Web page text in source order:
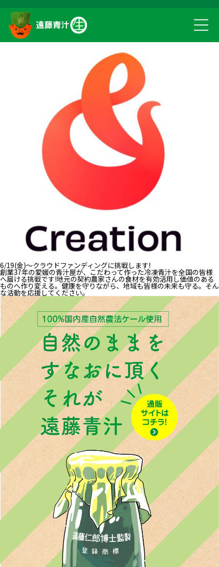
6/19(金)～クラウドファンディングに挑戦します!
創業37年の愛媛の青汁屋が、こだわって作った冷凍青汁を全国の皆様
へ届ける挑戦です!地元の契約農家さんの食材を有効活用し価値のある
ものへ作り変える。健康を守りながら、地域も皆様の未来も守る。そん
な活動を応援してください。